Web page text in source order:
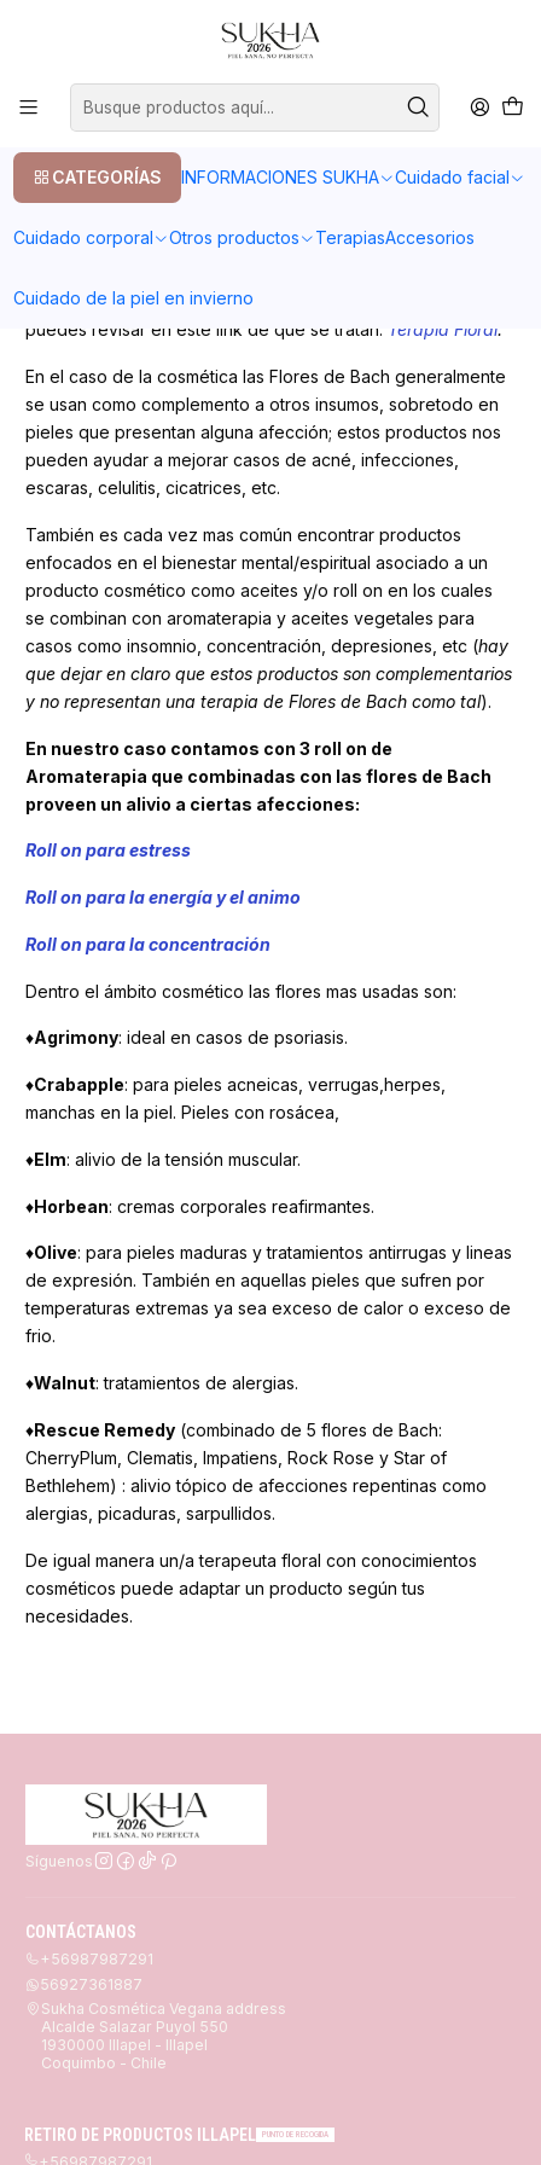
CATEGORÍAS INFORMACIONES SUKHA Cuidado facial
Cuidado corporal Otros productos TerapiasAccesorios
Cuidado de la piel en invierno
20% en tu primera compra con el codigo COMPRA1
Hola! hoy les vengo a hablar del uso de las Flores de Bach
nuestra piel.Si no conoces mucho sobre las Flores de Bach
puedes revisar en este link de que se tratan: Terapia Floral.
En el caso de la cosmética las Flores de Bach generalmente
se usan como complemento a otros insumos, sobretodo en
pieles que presentan alguna afección; estos productos nos
pueden ayudar a mejorar casos de acné, infecciones,
escaras, celulitis, cicatrices, etc.
También es cada vez mas común encontrar productos
enfocados en el bienestar mental/espiritual asociado a un
producto cosmético como aceites y/o roll on en los cuales
se combinan con aromaterapia y aceites vegetales para
casos como insomnio, concentración, depresiones, etc (hay
que dejar en claro que estos productos son complementarios
y no representan una terapia de Flores de Bach como tal).
En nuestro caso contamos con 3 roll on de
Aromaterapia que combinadas con las flores de Bach
proveen un alivio a ciertas afecciones:
Roll on para estress
Roll on para la energía y el animo
Roll on para la concentración
Dentro el ámbito cosmético las flores mas usadas son:
♦Agrimony: ideal en casos de psoriasis.
♦Crabapple: para pieles acneicas, verrugas,herpes,
manchas en la piel. Pieles con rosácea,
♦Elm: alivio de la tensión muscular.
♦Horbean: cremas corporales reafirmantes.
♦Olive: para pieles maduras y tratamientos antirrugas y lineas
de expresión. También en aquellas pieles que sufren por
temperaturas extremas ya sea exceso de calor o exceso de
frio.
♦Walnut: tratamientos de alergias.
♦Rescue Remedy (combinado de 5 flores de Bach:
CherryPlum, Clematis, Impatiens, Rock Rose y Star of
Bethlehem) : alivio tópico de afecciones repentinas como
alergias, picaduras, sarpullidos.
De igual manera un/a terapeuta floral con conocimientos
cosméticos puede adaptar un producto según tus
necesidades.
Síguenos
CONTÁCTANOS
+56987987291
56927361887
Sukha Cosmética Vegana address
Alcalde Salazar Puyol 550
1930000 Illapel - Illapel
Coquimbo - Chile
RETIRO DE PRODUCTOS ILLAPEL PUNTO DE RECOGIDA